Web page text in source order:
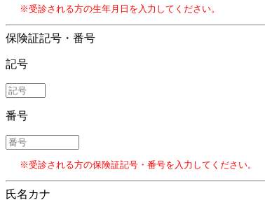
※受診される方の生年月日を入力してください。
保険証記号・番号
記号
番号
※受診される方の保険証記号・番号を入力してください。
氏名カナ